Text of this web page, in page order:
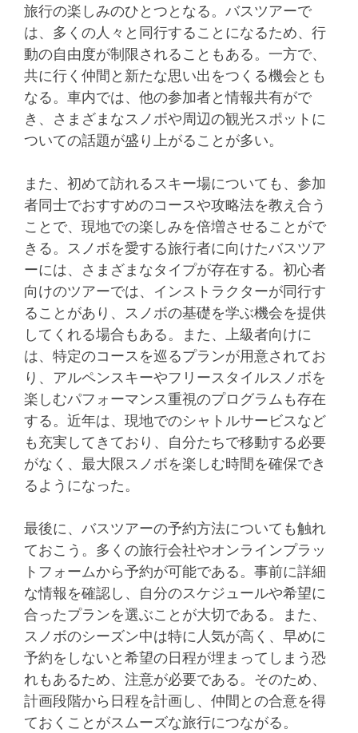
旅行の楽しみのひとつとなる。バスツアーで
は、多くの人々と同行することになるため、行
動の自由度が制限されることもある。一方で、
共に行く仲間と新たな思い出をつくる機会とも
なる。車内では、他の参加者と情報共有がで
き、さまざまなスノボや周辺の観光スポットに
ついての話題が盛り上がることが多い。
また、初めて訪れるスキー場についても、参加
者同士でおすすめのコースや攻略法を教え合う
ことで、現地での楽しみを倍増させることがで
きる。スノボを愛する旅行者に向けたバスツア
ーには、さまざまなタイプが存在する。初心者
向けのツアーでは、インストラクターが同行す
ることがあり、スノボの基礎を学ぶ機会を提供
してくれる場合もある。また、上級者向けに
は、特定のコースを巡るプランが用意されてお
り、アルペンスキーやフリースタイルスノボを
楽しむパフォーマンス重視のプログラムも存在
する。近年は、現地でのシャトルサービスなど
も充実してきており、自分たちで移動する必要
がなく、最大限スノボを楽しむ時間を確保でき
るようになった。
最後に、バスツアーの予約方法についても触れ
ておこう。多くの旅行会社やオンラインプラッ
トフォームから予約が可能である。事前に詳細
な情報を確認し、自分のスケジュールや希望に
合ったプランを選ぶことが大切である。また、
スノボのシーズン中は特に人気が高く、早めに
予約をしないと希望の日程が埋まってしまう恐
れもあるため、注意が必要である。そのため、
計画段階から日程を計画し、仲間との合意を得
ておくことがスムーズな旅行につながる。